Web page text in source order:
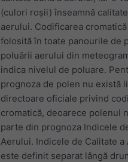
(culori roșii) înseamnă
aerului. Codificarea
folosită în toate panourile de
poluării aerului din
indica nivelul de poluare.
prognoza de polen nu există
directoare oficiale privind
cromatică, deoarece polenul
parte din prognoza Indicele
Aerului. Indicele de Calitate a
este definit separat lângă